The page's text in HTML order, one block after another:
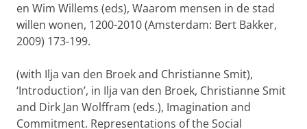
en Wim Willems (eds), Waarom mensen in de stad
willen wonen, 1200-2010 (Amsterdam: Bert Bakker,
2009) 173-199.
(with Ilja van den Broek and Christianne Smit),
‘Introduction’, in Ilja van den Broek, Christianne Smit
and Dirk Jan Wolffram (eds.), Imagination and
Commitment. Representations of the Social